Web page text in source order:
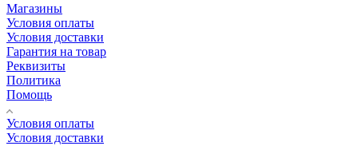
Магазины
Условия оплаты
Условия доставки
Гарантия на товар
Реквизиты
Политика
Помощь
Условия оплаты
Условия доставки